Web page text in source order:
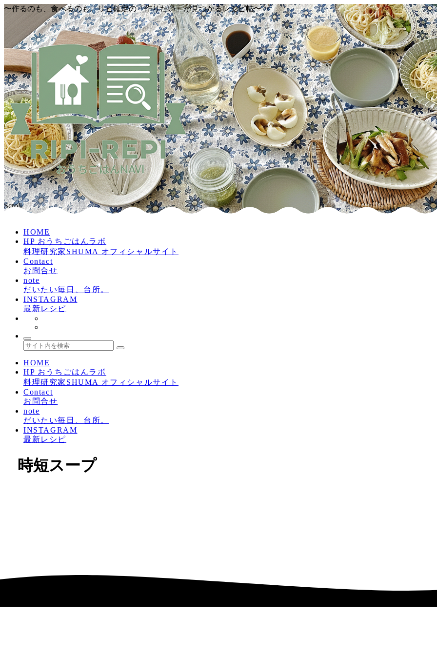
〜作るのも、食べるのも。リピ確定の「作りたい」が見つかるレシピ帖〜
Scroll
HOME
HP おうちごはんラボ
料理研究家SHUMA オフィシャルサイト
Contact
お問合せ
note
だいたい毎日、台所。
INSTAGRAM
最新レシピ
HOME
HP おうちごはんラボ
料理研究家SHUMA オフィシャルサイト
Contact
お問合せ
note
だいたい毎日、台所。
INSTAGRAM
最新レシピ
時短スープ